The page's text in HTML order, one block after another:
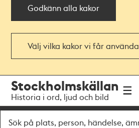
Godkänn alla kakor
Välj vilka kakor vi får använda
navigationen
huvudinnehållet
Stockholmskällan
Historia i ord, ljud och bild